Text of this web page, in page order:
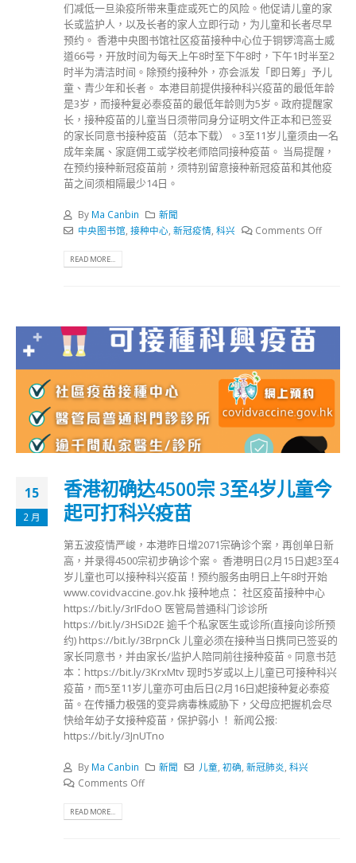
们减低一旦染疫所带来重症或死亡的风险。他促请儿童的家
长或监护人，以及长者的家人立即行动，为儿童和长者尽早
预约。 香港中央图书馆社区疫苗接种中心位于铜锣湾高士威
道66号，开放时间为每天上午8时至下午8时，下午1时半至2
时半为清洁时间。除预约接种外，亦会派发「即日筹」予儿
童、青少年和长者。 本港目前提供接种科兴疫苗的最低年龄
是3岁，而接种复必泰疫苗的最低年龄则为5岁。政府提醒家
长，接种疫苗的儿童当日须带同身分证明文件正本和已签妥
的家长同意书接种疫苗（范本下载）。3至11岁儿童须由一名
成年亲属、家庭佣工或学校老师陪同接种疫苗。 当局提醒，
在预约接种新冠疫苗前，须特别留意接种新冠疫苗和其他疫
苗之间须相隔最少14日。
By Ma Canbin
新聞
中央图书馆 接种中心, 新冠疫情, 科兴 Comments Off
READ MORE...
15
2 月
香港初确达4500宗 3至4岁儿童今
起可打科兴疫苗
第五波疫情严峻，本港昨日增2071宗确诊个案，再创单日新
高，并录得4500宗初步确诊个案。 香港明日(2月15日)起3至4
岁儿童也可以接种科兴疫苗！预约服务由明日上午8时开始
www.covidvaccine.gov.hk 接种地点： 社区疫苗接种中心
https://bit.ly/3rIFdoO 医管局普通科门诊诊所
https://bit.ly/3HSiD2E 逾千个私家医生或诊所(直接向诊所预
约) https://bit.ly/3BrpnCk 儿童必须在接种当日携同已签妥的
家长同意书，并由家长/监护人陪同前往接种疫苗。同意书范
本：https://bit.ly/3KrxMtv 现时5岁或以上儿童已可接种科兴
疫苗，而5至11岁儿童亦可由后日(2月16日)起接种复必泰疫
苗。在传播力极强的变异病毒株威胁下，父母应把握机会尽
快给年幼子女接种疫苗，保护弱小 ！ 新闻公报:
https://bit.ly/3JnUTno
By Ma Canbin 新聞 儿童 ,初确 ,新冠肺炎 ,科兴
Comments Off
READ MORE...